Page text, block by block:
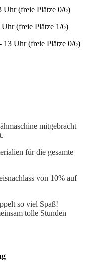
Uhr (freie Plätze 0/6)
(freie Plätze 1/6)
13 Uhr (freie Plätze 0/6)
mitgebracht
für die gesamte
von 10% auf
so viel Spaß!
tolle Stunden